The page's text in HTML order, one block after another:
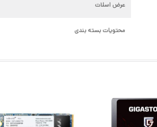
عرض اسلات
محتویات بسته بندی